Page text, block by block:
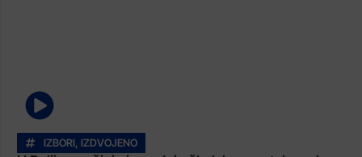
IZBORI, IZDVOJENO